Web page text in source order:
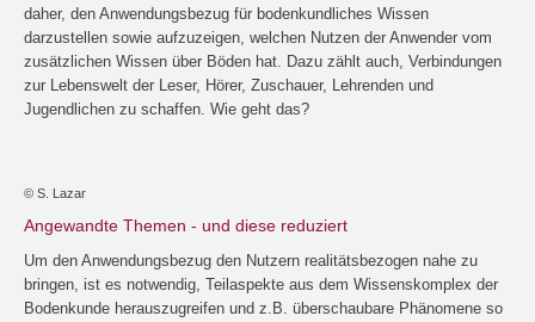
daher, den Anwendungsbezug für bodenkundliches Wissen
darzustellen sowie aufzuzeigen, welchen Nutzen der Anwender vom
zusätzlichen Wissen über Böden hat. Dazu zählt auch, Verbindungen
zur Lebenswelt der Leser, Hörer, Zuschauer, Lehrenden und
Jugendlichen zu schaffen. Wie geht das?
© S. Lazar
Angewandte Themen - und diese reduziert
Um den Anwendungsbezug den Nutzern realitätsbezogen nahe zu
bringen, ist es notwendig, Teilaspekte aus dem Wissenskomplex der
Bodenkunde herauszugreifen und z.B. überschaubare Phänomene so